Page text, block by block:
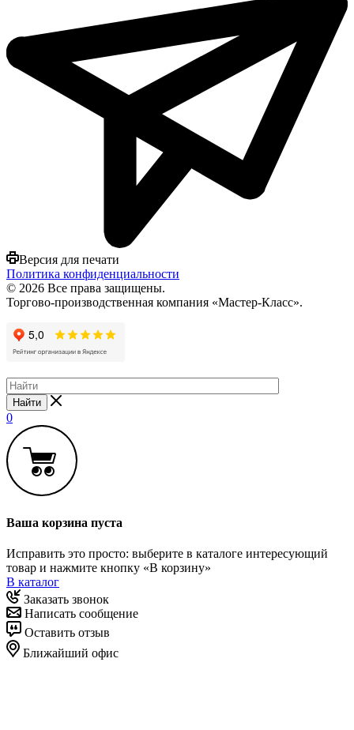
Версия для печати
Политика конфиденциальности
© 2026 Все права защищены.
Торгово-производственная компания «Мастер-Класс».
Найти
0
Ваша корзина пуста
Исправить это просто: выберите в каталоге интересующий
товар и нажмите кнопку «В корзину»
В каталог
Заказать звонок
Написать сообщение
Оставить отзыв
Ближайший офис